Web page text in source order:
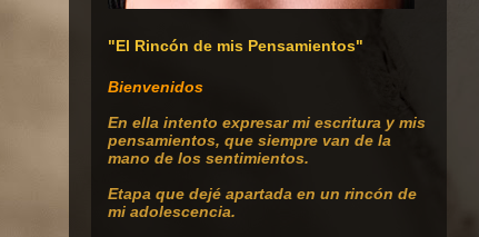
"El Rincón de mis Pensamientos"
Bienvenidos
En ella intento expresar mi escritura y mis
pensamientos, que siempre van de la
mano de los sentimientos.
Etapa que dejé apartada en un rincón de
mi adolescencia.